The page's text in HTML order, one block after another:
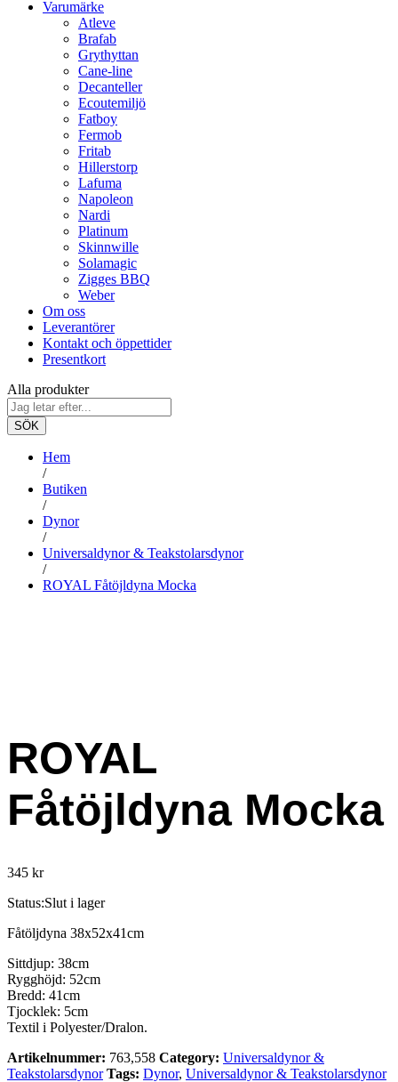
Varumärke
Atleve
Brafab
Grythyttan
Cane-line
Decanteller
Ecoutemiljö
Fatboy
Fermob
Fritab
Hillerstorp
Lafuma
Napoleon
Nardi
Platinum
Skinnwille
Solamagic
Zigges BBQ
Weber
Om oss
Leverantörer
Kontakt och öppettider
Presentkort
Alla produkter
SÖK
Hem
/
Butiken
/
Dynor
/
Universaldynor & Teakstolarsdynor
/
ROYAL Fåtöjldyna Mocka
ROYAL
Fåtöjldyna Mocka
345 kr
Status:Slut i lager
Fåtöljdyna 38x52x41cm
Sittdjup: 38cm
Rygghöjd: 52cm
Bredd: 41cm
Tjocklek: 5cm
Textil i Polyester/Dralon.
Artikelnummer: 763,558 Category: Universaldynor &
Teakstolarsdynor Tags: Dynor, Universaldynor & Teakstolarsdynor